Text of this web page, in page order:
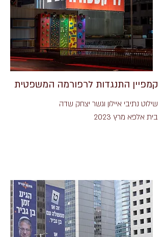
קמפיין התנגדות לרפורמה המשפטית
שילוט נתיבי איילון וגשר יצחק שדה
בית אלפא מרץ 2023